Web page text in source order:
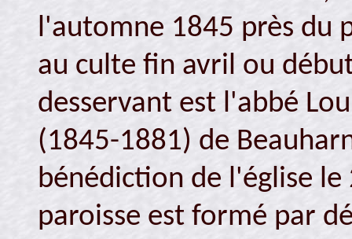
l'automne 1845 près du
au culte fin avril ou
desservant est l'abbé
(1845-1881) de
bénédiction de l'église
paroisse est formé par